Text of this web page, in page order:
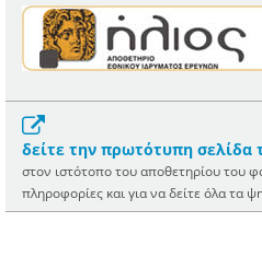
δείτε την πρωτότυπη σελίδα
στον ιστότοπο του αποθετηρίου του
πληροφορίες και για να δείτε όλα τα